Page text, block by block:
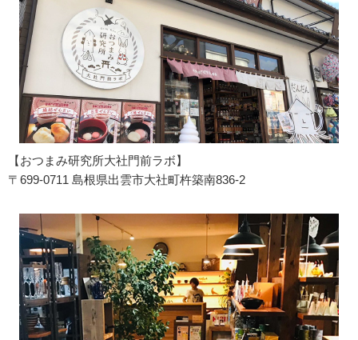
【おつまみ研究所大社門前ラボ】
〒699-0711 島根県出雲市大社町杵築南836-2